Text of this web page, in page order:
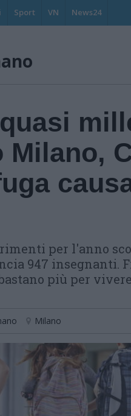
Sport VN News24
Milano,
per l'anno
947 insegnanti.
più per
Milano